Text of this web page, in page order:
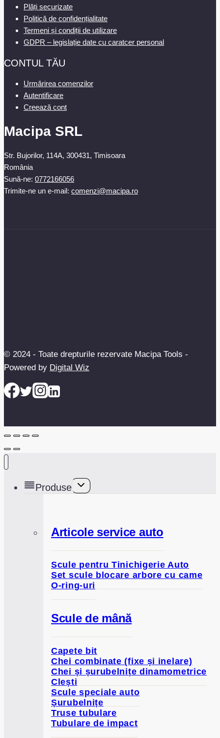
Plăți securizate
Politică de confidențialitate
Termeni și condiții de utilizare
GDPR – legislație date cu caratcer personal
CONTUL TĂU
Urmărirea comenzilor
Autentificare
Creează cont
Macipa SRL
Str. Bujorilor, 114A, 300431, Timisoara
România
Sună-ne: 0772166056
Trimite-ne un e-mail: comenzi@macipa.ro
© 2024 - Toate drepturile rezervate Macipa Tools -
Powered by Digital Wiz
Produse
Toggle
Articole service auto
Scule pentru Tinichigerie Auto
Set scule blocare arbore cu came
O-ring-uri
Scule de mână
Capete bit
Chei combinate (fixe și inelare)
Chei și șurubelnițe dinamometrice
Clești
Scule speciale auto
Șurubelnițe
Truse tubulare
Tubulare de impact